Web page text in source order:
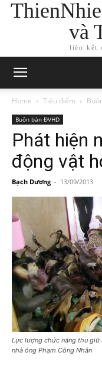
và
liên kết
Home Tiêu điểm
Buôn bán ĐVHD
Phát hiện
động vật
Bạch Dương - 13/09/2013
Lực lượng chức năng thu giữ
nhà ông Phạm Công Nhân